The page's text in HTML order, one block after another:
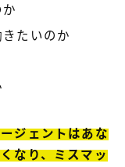
たいのか
ジェントはあな
なり、ミスマッ